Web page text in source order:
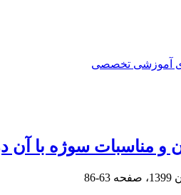
آموزشی تخصصی
مناسبات سوژه با آن
63-86